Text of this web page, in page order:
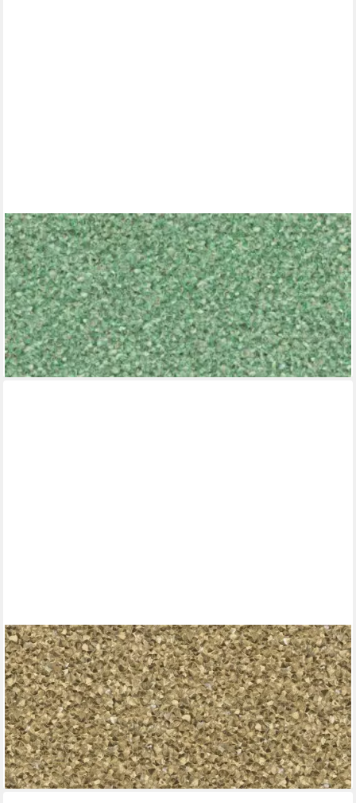
GLÖÖCKLER
Vliestapete, floral, Motiv, botanisch, (1 St), moderne Tapete für
Wohnzimmer Schlafzimmer Küche
115,34 € UVP172,95 €
(49,93 €/ 1 qm)
-33%
lieferbar - in 3-4 Werktagen bei dir
GLÖÖCKLER
Vliestapete, floral, Motiv, botanisch, (1 St), moderne Tapete für
Wohnzimmer Schlafzimmer Küche
135,90 € UVP172,95 €
(58,83 €/ 1 qm)
-21%
lieferbar - in 3-4 Werktagen bei dir